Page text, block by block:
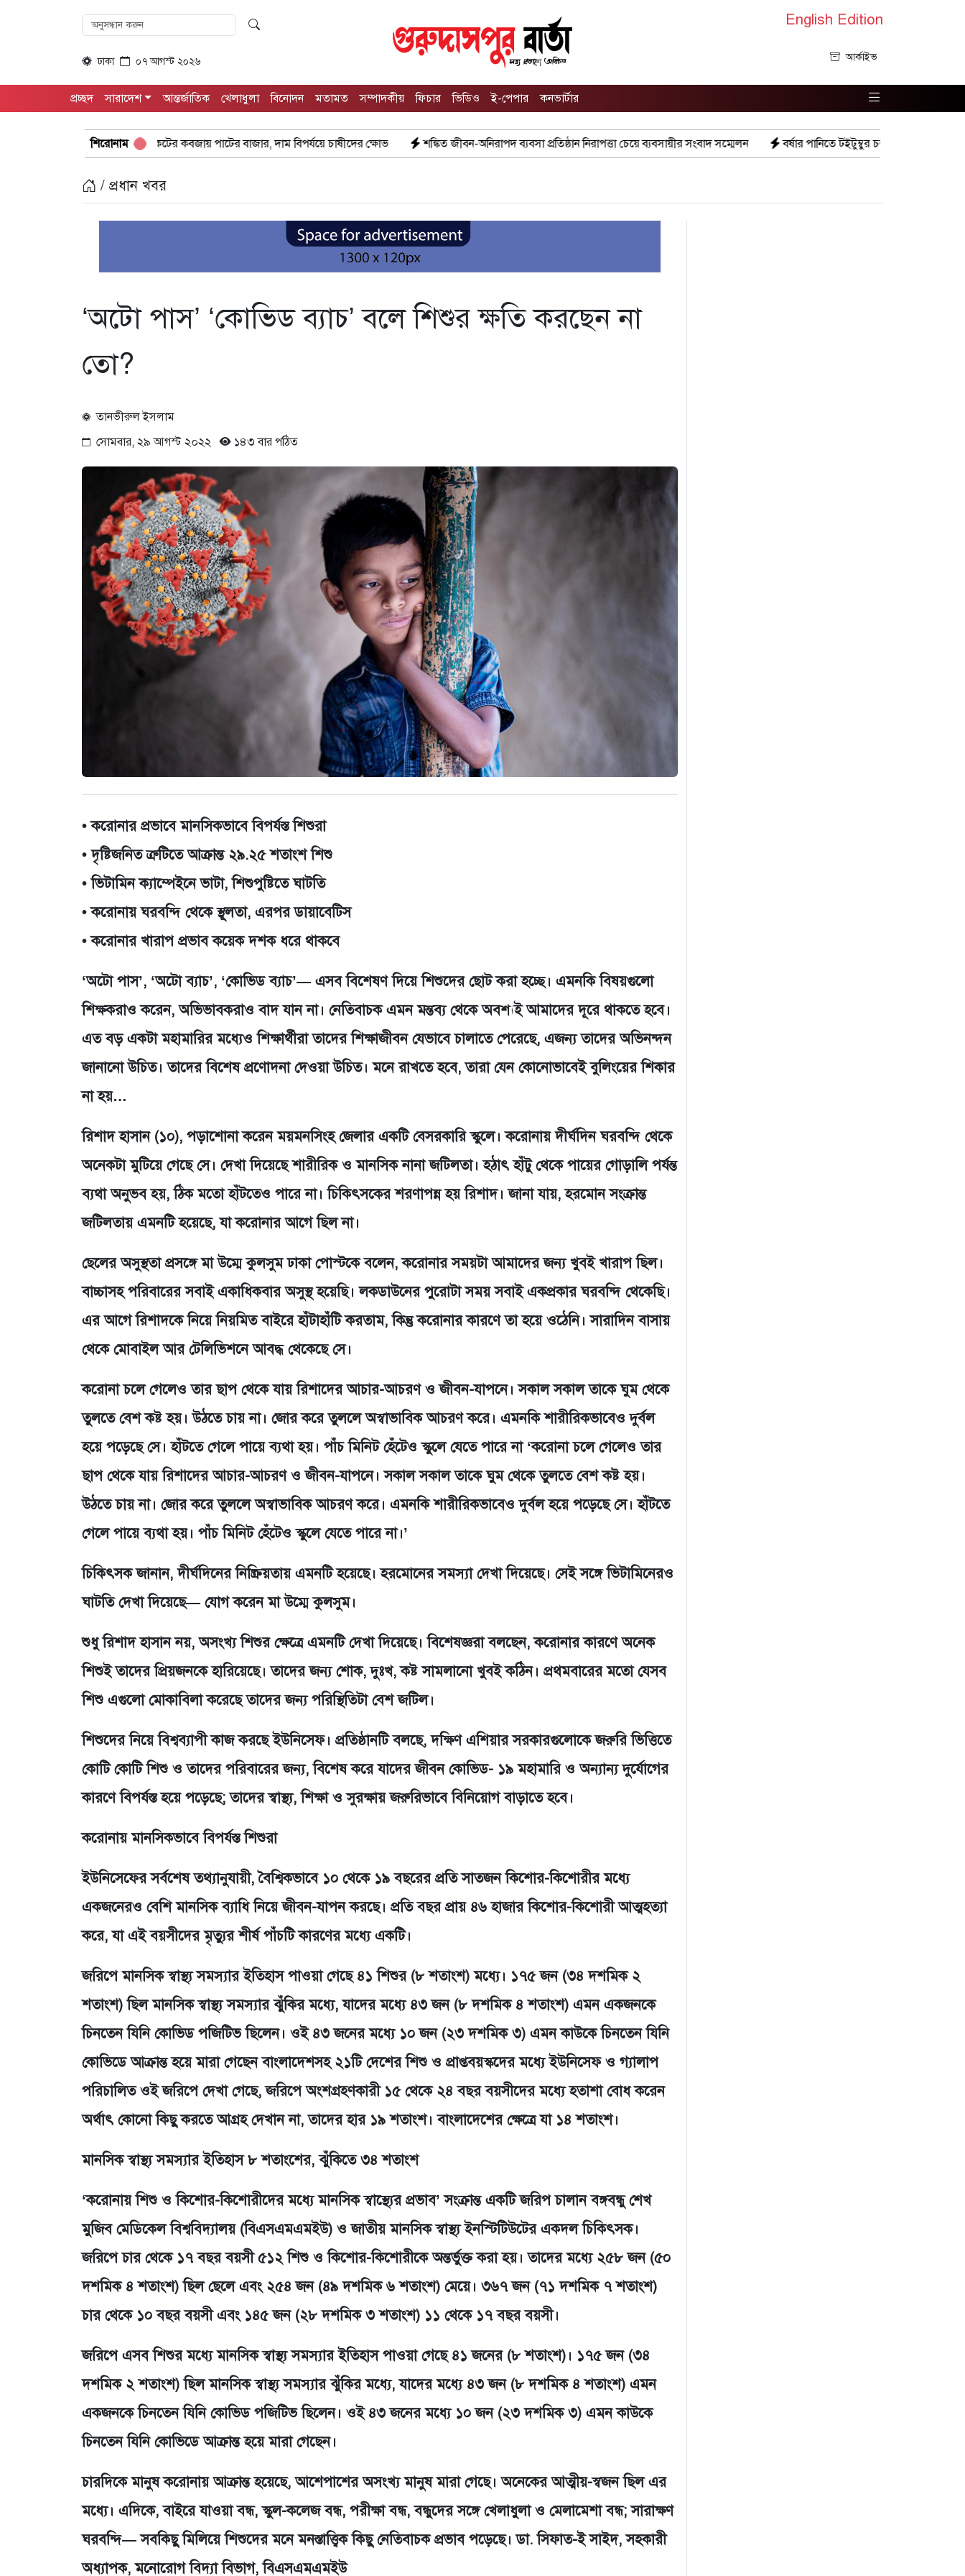
ঢাকা ০৭ আগস্ট ২০২৬
English Edition
আর্কাইভ
প্রচ্ছদ সারাদেশ আন্তর্জাতিক খেলাধুলা বিনোদন মতামত সম্পাদকীয় ফিচার ভিডিও ই-পেপার কনভার্টার
শিরোনাম
সিন্ডিকেটের কবজায় পাটের বাজার, দাম বিপর্যয়ে চাষীদের ক্ষোভ শঙ্কিত জীবন-অনিরাপদ ব্যবসা প্রতিষ্ঠান নিরাপত্তা চেয়ে ব্যবসায়ীর সংবাদ সম্মেলন বর্ষার পানিতে টইটুম্বুর চলনবিলাঞ্চলে বাড়ছে ডিঙি নৌকার চাহিদা
/ প্রধান খবর
‘অটো পাস’ ‘কোভিড ব্যাচ’ বলে শিশুর ক্ষতি করছেন না
তো?
তানভীরুল ইসলাম
সোমবার, ২৯ আগস্ট ২০২২
১৪৩ বার পঠিত
• করোনার প্রভাবে মানসিকভাবে বিপর্যস্ত শিশুরা
• দৃষ্টিজনিত ত্রুটিতে আক্রান্ত ২৯.২৫ শতাংশ শিশু
• ভিটামিন ক্যাম্পেইনে ভাটা, শিশুপুষ্টিতে ঘাটতি
• করোনায় ঘরবন্দি থেকে স্থূলতা, এরপর ডায়াবেটিস
• করোনার খারাপ প্রভাব কয়েক দশক ধরে থাকবে
‘অটো পাস’, ‘অটো ব্যাচ’, ‘কোভিড ব্যাচ’— এসব বিশেষণ দিয়ে শিশুদের ছোট করা হচ্ছে। এমনকি বিষয়গুলো
শিক্ষকরাও করেন, অভিভাবকরাও বাদ যান না। নেতিবাচক এমন মন্তব্য থেকে অবশ্যই আমাদের দূরে থাকতে হবে।
এত বড় একটা মহামারির মধ্যেও শিক্ষার্থীরা তাদের শিক্ষাজীবন যেভাবে চালাতে পেরেছে, এজন্য তাদের অভিনন্দন
জানানো উচিত। তাদের বিশেষ প্রণোদনা দেওয়া উচিত। মনে রাখতে হবে, তারা যেন কোনোভাবেই বুলিংয়ের শিকার
না হয়…
রিশাদ হাসান (১০), পড়াশোনা করেন ময়মনসিংহ জেলার একটি বেসরকারি স্কুলে। করোনায় দীর্ঘদিন ঘরবন্দি থেকে
অনেকটা মুটিয়ে গেছে সে। দেখা দিয়েছে শারীরিক ও মানসিক নানা জটিলতা। হঠাৎ হাঁটু থেকে পায়ের গোড়ালি পর্যন্ত
ব্যথা অনুভব হয়, ঠিক মতো হাঁটতেও পারে না। চিকিৎসকের শরণাপন্ন হয় রিশাদ। জানা যায়, হরমোন সংক্রান্ত
জটিলতায় এমনটি হয়েছে, যা করোনার আগে ছিল না।
ছেলের অসুস্থতা প্রসঙ্গে মা উম্মে কুলসুম ঢাকা পোস্টকে বলেন, করোনার সময়টা আমাদের জন্য খুবই খারাপ ছিল।
বাচ্চাসহ পরিবারের সবাই একাধিকবার অসুস্থ হয়েছি। লকডাউনের পুরোটা সময় সবাই একপ্রকার ঘরবন্দি থেকেছি।
এর আগে রিশাদকে নিয়ে নিয়মিত বাইরে হাঁটাহাঁটি করতাম, কিন্তু করোনার কারণে তা হয়ে ওঠেনি। সারাদিন বাসায়
থেকে মোবাইল আর টেলিভিশনে আবদ্ধ থেকেছে সে।
করোনা চলে গেলেও তার ছাপ থেকে যায় রিশাদের আচার-আচরণ ও জীবন-যাপনে। সকাল সকাল তাকে ঘুম থেকে
তুলতে বেশ কষ্ট হয়। উঠতে চায় না। জোর করে তুললে অস্বাভাবিক আচরণ করে। এমনকি শারীরিকভাবেও দুর্বল
হয়ে পড়েছে সে। হাঁটতে গেলে পায়ে ব্যথা হয়। পাঁচ মিনিট হেঁটেও স্কুলে যেতে পারে না ‘করোনা চলে গেলেও তার
ছাপ থেকে যায় রিশাদের আচার-আচরণ ও জীবন-যাপনে। সকাল সকাল তাকে ঘুম থেকে তুলতে বেশ কষ্ট হয়।
উঠতে চায় না। জোর করে তুললে অস্বাভাবিক আচরণ করে। এমনকি শারীরিকভাবেও দুর্বল হয়ে পড়েছে সে। হাঁটতে
গেলে পায়ে ব্যথা হয়। পাঁচ মিনিট হেঁটেও স্কুলে যেতে পারে না।’
চিকিৎসক জানান, দীর্ঘদিনের নিষ্ক্রিয়তায় এমনটি হয়েছে। হরমোনের সমস্যা দেখা দিয়েছে। সেই সঙ্গে ভিটামিনেরও
ঘাটতি দেখা দিয়েছে— যোগ করেন মা উম্মে কুলসুম।
শুধু রিশাদ হাসান নয়, অসংখ্য শিশুর ক্ষেত্রে এমনটি দেখা দিয়েছে। বিশেষজ্ঞরা বলছেন, করোনার কারণে অনেক
শিশুই তাদের প্রিয়জনকে হারিয়েছে। তাদের জন্য শোক, দুঃখ, কষ্ট সামলানো খুবই কঠিন। প্রথমবারের মতো যেসব
শিশু এগুলো মোকাবিলা করেছে তাদের জন্য পরিস্থিতিটা বেশ জটিল।
শিশুদের নিয়ে বিশ্বব্যাপী কাজ করছে ইউনিসেফ। প্রতিষ্ঠানটি বলছে, দক্ষিণ এশিয়ার সরকারগুলোকে জরুরি ভিত্তিতে
কোটি কোটি শিশু ও তাদের পরিবারের জন্য, বিশেষ করে যাদের জীবন কোভিড- ১৯ মহামারি ও অন্যান্য দুর্যোগের
কারণে বিপর্যস্ত হয়ে পড়েছে; তাদের স্বাস্থ্য, শিক্ষা ও সুরক্ষায় জরুরিভাবে বিনিয়োগ বাড়াতে হবে।
করোনায় মানসিকভাবে বিপর্যস্ত শিশুরা
ইউনিসেফের সর্বশেষ তথ্যানুযায়ী, বৈশ্বিকভাবে ১০ থেকে ১৯ বছরের প্রতি সাতজন কিশোর-কিশোরীর মধ্যে
একজনেরও বেশি মানসিক ব্যাধি নিয়ে জীবন-যাপন করছে। প্রতি বছর প্রায় ৪৬ হাজার কিশোর-কিশোরী আত্মহত্যা
করে, যা এই বয়সীদের মৃত্যুর শীর্ষ পাঁচটি কারণের মধ্যে একটি।
জরিপে মানসিক স্বাস্থ্য সমস্যার ইতিহাস পাওয়া গেছে ৪১ শিশুর (৮ শতাংশ) মধ্যে। ১৭৫ জন (৩৪ দশমিক ২
শতাংশ) ছিল মানসিক স্বাস্থ্য সমস্যার ঝুঁকির মধ্যে, যাদের মধ্যে ৪৩ জন (৮ দশমিক ৪ শতাংশ) এমন একজনকে
চিনতেন যিনি কোভিড পজিটিভ ছিলেন। ওই ৪৩ জনের মধ্যে ১০ জন (২৩ দশমিক ৩) এমন কাউকে চিনতেন যিনি
কোভিডে আক্রান্ত হয়ে মারা গেছেন বাংলাদেশসহ ২১টি দেশের শিশু ও প্রাপ্তবয়স্কদের মধ্যে ইউনিসেফ ও গ্যালাপ
পরিচালিত ওই জরিপে দেখা গেছে, জরিপে অংশগ্রহণকারী ১৫ থেকে ২৪ বছর বয়সীদের মধ্যে হতাশা বোধ করেন
অর্থাৎ কোনো কিছু করতে আগ্রহ দেখান না, তাদের হার ১৯ শতাংশ। বাংলাদেশের ক্ষেত্রে যা ১৪ শতাংশ।
মানসিক স্বাস্থ্য সমস্যার ইতিহাস ৮ শতাংশের, ঝুঁকিতে ৩৪ শতাংশ
‘করোনায় শিশু ও কিশোর-কিশোরীদের মধ্যে মানসিক স্বাস্থ্যের প্রভাব’ সংক্রান্ত একটি জরিপ চালান বঙ্গবন্ধু শেখ
মুজিব মেডিকেল বিশ্ববিদ্যালয় (বিএসএমএমইউ) ও জাতীয় মানসিক স্বাস্থ্য ইনস্টিটিউটের একদল চিকিৎসক।
জরিপে চার থেকে ১৭ বছর বয়সী ৫১২ শিশু ও কিশোর-কিশোরীকে অন্তর্ভুক্ত করা হয়। তাদের মধ্যে ২৫৮ জন (৫০
দশমিক ৪ শতাংশ) ছিল ছেলে এবং ২৫৪ জন (৪৯ দশমিক ৬ শতাংশ) মেয়ে। ৩৬৭ জন (৭১ দশমিক ৭ শতাংশ)
চার থেকে ১০ বছর বয়সী এবং ১৪৫ জন (২৮ দশমিক ৩ শতাংশ) ১১ থেকে ১৭ বছর বয়সী।
জরিপে এসব শিশুর মধ্যে মানসিক স্বাস্থ্য সমস্যার ইতিহাস পাওয়া গেছে ৪১ জনের (৮ শতাংশ)। ১৭৫ জন (৩৪
দশমিক ২ শতাংশ) ছিল মানসিক স্বাস্থ্য সমস্যার ঝুঁকির মধ্যে, যাদের মধ্যে ৪৩ জন (৮ দশমিক ৪ শতাংশ) এমন
একজনকে চিনতেন যিনি কোভিড পজিটিভ ছিলেন। ওই ৪৩ জনের মধ্যে ১০ জন (২৩ দশমিক ৩) এমন কাউকে
চিনতেন যিনি কোভিডে আক্রান্ত হয়ে মারা গেছেন।
চারদিকে মানুষ করোনায় আক্রান্ত হয়েছে, আশেপাশের অসংখ্য মানুষ মারা গেছে। অনেকের আত্মীয়-স্বজন ছিল এর
মধ্যে। এদিকে, বাইরে যাওয়া বন্ধ, স্কুল-কলেজ বন্ধ, পরীক্ষা বন্ধ, বন্ধুদের সঙ্গে খেলাধুলা ও মেলামেশা বন্ধ; সারাক্ষণ
ঘরবন্দি— সবকিছু মিলিয়ে শিশুদের মনে মনস্তাত্ত্বিক কিছু নেতিবাচক প্রভাব পড়েছে। ডা. সিফাত-ই সাইদ, সহকারী
অধ্যাপক, মনোরোগ বিদ্যা বিভাগ, বিএসএমএমইউ